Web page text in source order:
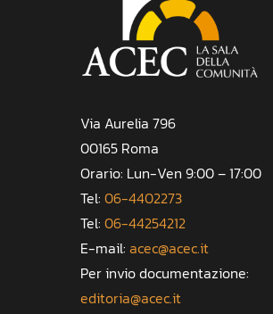
Via Aurelia 796
00165 Roma
Orario: Lun-Ven 9:00 – 17:00
Tel: 06-4402273
Tel: 06-44254212
E-mail: acec@acec.it
Per invio documentazione:
editoria@acec.it